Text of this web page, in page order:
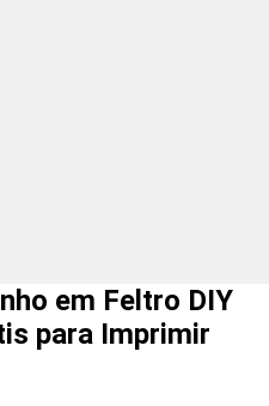
em Feltro DIY
para Imprimir